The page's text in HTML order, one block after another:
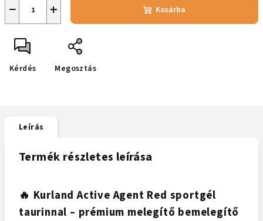
+
− Kosárba
Kérdés Megosztás
Leírás
Termék részletes leírása
🔥 Kurland Active Agent Red sportgél
taurinnal – prémium melegítő bemelegítő